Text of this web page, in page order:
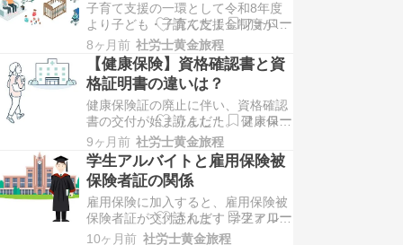
子育て支援の一環として令和8年度
より子ども・子育て支援金制度が始
まります。 対象者は誰…？金額はい
くら…？どういった制度なのでしょ
うか。 ブログへお越しいただきあり
がとうございます。 社会保険労務士
の鈴木翔太郎と申します。 令和8年
度より、子ども・子育て支援金とい
う制度がスター…
8ヶ月前 社労士黄金旅程
【健康保険】資格確認書と資
格証明書の違いは？
健康保険証の廃止に伴い、資格確認
書の交付が始まりました。 健康保険
の資格「証明書」は別のものとなり
ますので、要注意です。 ブログへお
越しいただきありがとうございま
す。 社会保険労務士の鈴木翔太郎と
申します。 マイナ保険証の本格運用
が始まっていますが、マイナ保険証
がないときは、資…
9ヶ月前 社労士黄金旅程
学生アルバイトと雇用保険被
保険者証の関係
雇用保険に加入すると、雇用保険被
保険者証が交付されます 学生アルバ
イトの場合は、どうなるのでしょう
10ヶ月前 社労士黄金旅程